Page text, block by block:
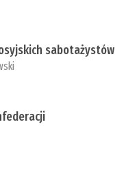
sabotażystów